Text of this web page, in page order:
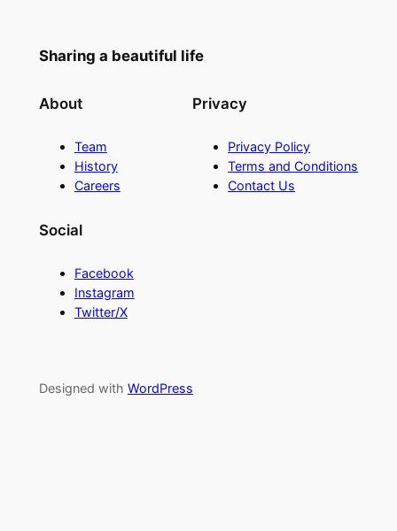
Sharing a beautiful life
About
Team
History
Careers
Privacy
Privacy Policy
Terms and Conditions
Contact Us
Social
Facebook
Instagram
Twitter/X
Designed with WordPress